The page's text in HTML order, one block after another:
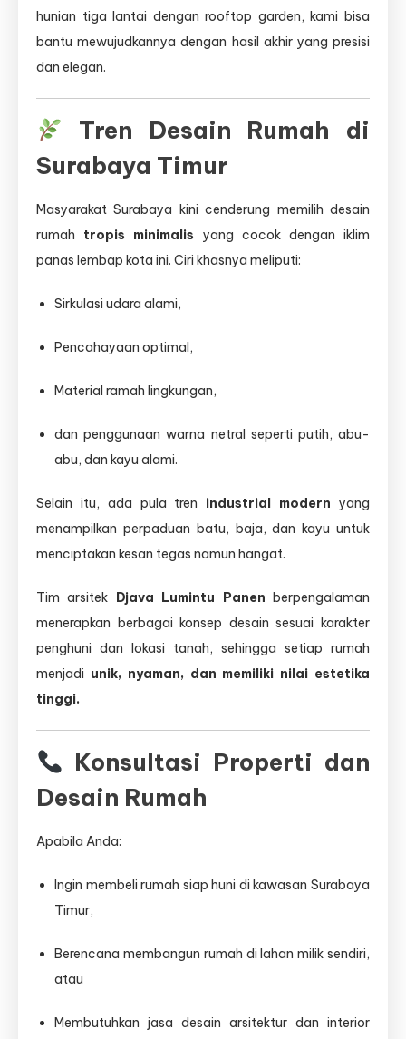
hunian tiga lantai dengan rooftop garden, kami bisa
bantu mewujudkannya dengan hasil akhir yang presisi
dan elegan.
Tren Desain Rumah di
Surabaya Timur
Masyarakat Surabaya kini cenderung memilih desain
rumah tropis minimalis yang cocok dengan iklim
panas lembap kota ini. Ciri khasnya meliputi:
Sirkulasi udara alami,
Pencahayaan optimal,
Material ramah lingkungan,
dan penggunaan warna netral seperti putih, abu-
abu, dan kayu alami.
Selain itu, ada pula tren industrial modern yang
menampilkan perpaduan batu, baja, dan kayu untuk
menciptakan kesan tegas namun hangat.
Tim arsitek Djava Lumintu Panen berpengalaman
menerapkan berbagai konsep desain sesuai karakter
penghuni dan lokasi tanah, sehingga setiap rumah
menjadi unik, nyaman, dan memiliki nilai estetika
tinggi.
Konsultasi Properti dan
Desain Rumah
Apabila Anda:
Ingin membeli rumah siap huni di kawasan Surabaya
Timur,
Berencana membangun rumah di lahan milik sendiri,
atau
Membutuhkan jasa desain arsitektur dan interior